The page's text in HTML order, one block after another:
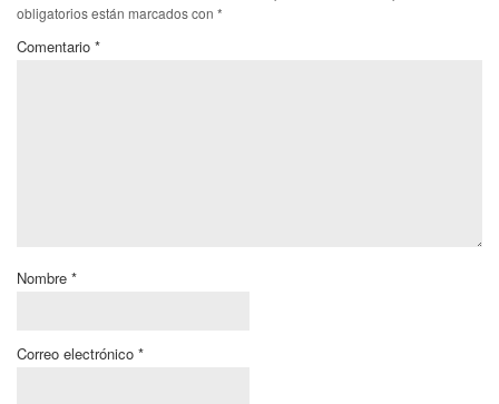
obligatorios están marcados con *
Comentario *
Nombre *
Correo electrónico *